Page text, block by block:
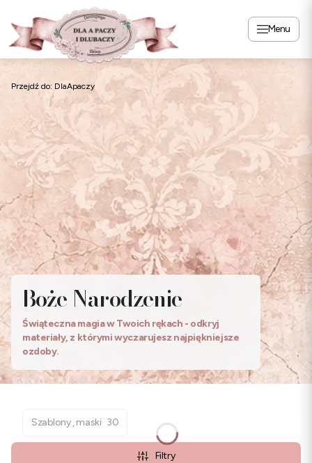
Menu
Przejdź do: DlaApaczy
Boże Narodzenie
Świąteczna magia w Twoich rękach - odkryj
materiały, z którymi wyczarujesz najpiękniejsze
ozdoby.
Szablony , maski 30
Filtry